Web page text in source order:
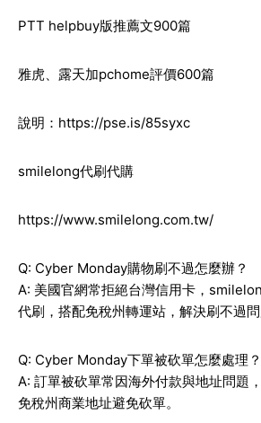
PTT helpbuy版推薦文900篇
雅虎、露天加pchome評價600篇
說明： https://pse.is/85syxc
smilelong代刷代購
https://www.smilelong.com.tw/
Q: Cyber Monday購物刷不過怎麼辦？
A: 美國官網常拒絕台灣信用卡，
代刷，搭配免稅州轉運站，解決刷不過問
Q: Cyber Monday下單被砍單怎麼處理？
A: 訂單被砍單常因海外付款與地址問題
免稅州商業地址避免砍單。